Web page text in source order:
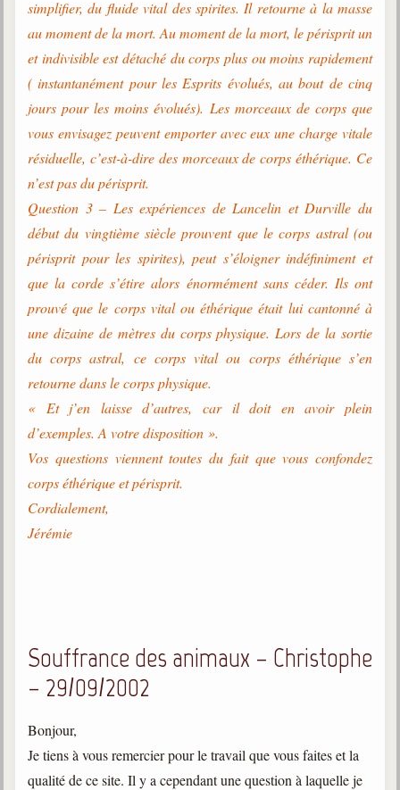
simplifier, du fluide vital des spirites. Il retourne à la masse
au moment de la mort. Au moment de la mort, le périsprit un
et indivisible est détaché du corps plus ou moins rapidement
( instantanément pour les Esprits évolués, au bout de cinq
jours pour les moins évolués). Les morceaux de corps que
vous envisagez peuvent emporter avec eux une charge vitale
résiduelle, c’est-à-dire des morceaux de corps éthérique. Ce
n’est pas du périsprit.
Question 3 – Les expériences de Lancelin et Durville du
début du vingtième siècle prouvent que le corps astral (ou
périsprit pour les spirites), peut s’éloigner indéfiniment et
que la corde s’étire alors énormément sans céder. Ils ont
prouvé que le corps vital ou éthérique était lui cantonné à
une dizaine de mètres du corps physique. Lors de la sortie
du corps astral, ce corps vital ou corps éthérique s’en
retourne dans le corps physique.
« Et j’en laisse d’autres, car il doit en avoir plein
d’exemples. A votre disposition ».
Vos questions viennent toutes du fait que vous confondez
corps éthérique et périsprit.
Cordialement,
Jérémie
Souffrance des animaux – Christophe
– 29/09/2002
Bonjour,
Je tiens à vous remercier pour le travail que vous faites et la
qualité de ce site. Il y a cependant une question à laquelle je